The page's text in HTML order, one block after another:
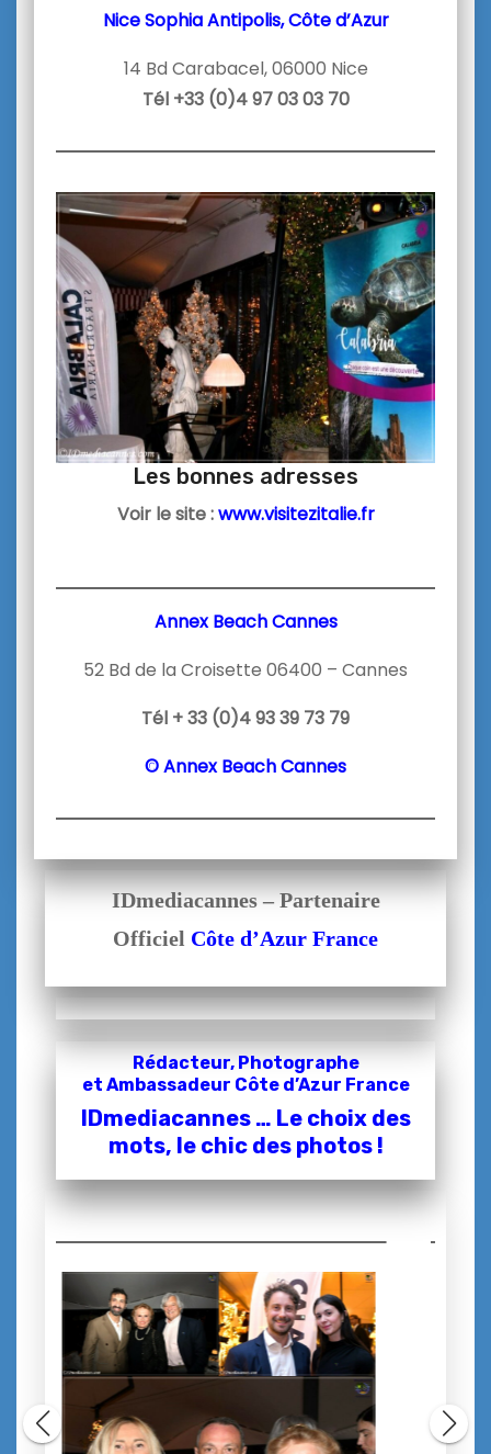
Nice Sophia Antipolis, Côte d’Azur
14 Bd Carabacel, 06000 Nice
Tél +33 (0)4 97 03 03 70
Les bonnes adresses
Voir le site :www.visitezitalie.fr
Annex Beach Cannes
52 Bd de la Croisette 06400 – Cannes
Tél + 33 (0)4 93 39 73 79
© Annex Beach Cannes
IDmediacannes – Partenaire
Officiel Côte d’Azur France
Rédacteur, Photographe
et Ambassadeur Côte d’Azur France
IDmediacannes … Le choix des
mots, le chic des photos !